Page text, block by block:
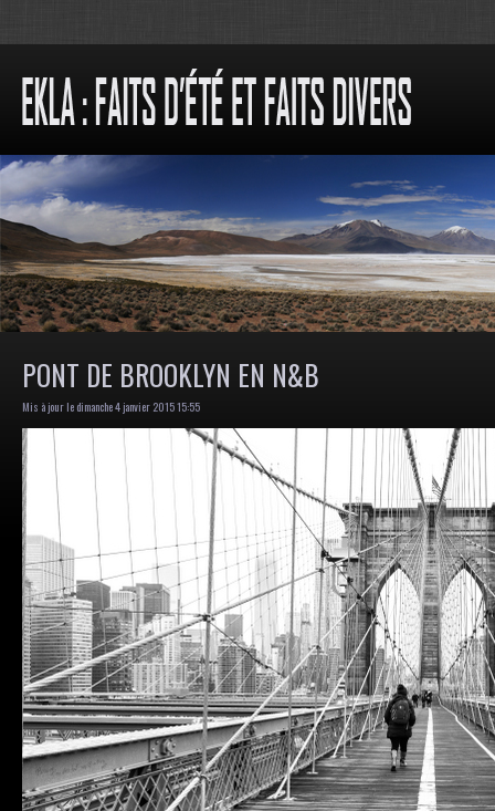
PONT DE BROOKLYN EN N&B
Mis à jour le dimanche 4 janvier 2015 15:55